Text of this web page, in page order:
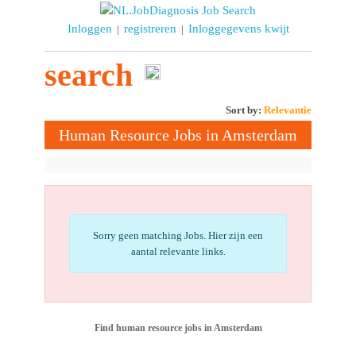
Inloggen | registreren | Inloggegevens kwijt
search
Sort by: Relevantie
Human Resource Jobs in Amsterdam
Sorry geen matching Jobs. Hier zijn een
aantal relevante links.
Find human resource jobs in Amsterdam